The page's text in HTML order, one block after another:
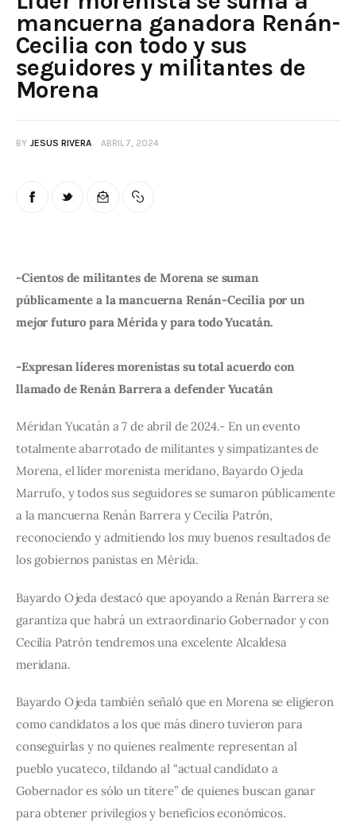
mancuerna ganadora Renán-
Cecilia con todo y sus
seguidores y militantes de
Morena
BY JESUS RIVERA ABRIL 7, 2024
-Cientos de militantes de Morena se suman
públicamente a la mancuerna Renán-Cecilia por un
mejor futuro para Mérida y para todo Yucatán.
-Expresan líderes morenistas su total acuerdo con
llamado de Renán Barrera a defender Yucatán
Méridan Yucatán a 7 de abril de 2024.- En un evento
totalmente abarrotado de militantes y simpatizantes de
Morena, el líder morenista meridano, Bayardo Ojeda
Marrufo, y todos sus seguidores se sumaron públicamente
a la mancuerna Renán Barrera y Cecilia Patrón,
reconociendo y admitiendo los muy buenos resultados de
los gobiernos panistas en Mérida.
Bayardo Ojeda destacó que apoyando a Renán Barrera se
garantiza que habrá un extraordinario Gobernador y con
Cecilia Patrón tendremos una excelente Alcaldesa
meridana.
Bayardo Ojeda también señaló que en Morena se eligieron
como candidatos a los que más dinero tuvieron para
conseguirlas y no quienes realmente representan al
pueblo yucateco, tildando al “actual candidato a
Gobernador es sólo un títere” de quienes buscan ganar
para obtener privilegios y beneficios económicos.